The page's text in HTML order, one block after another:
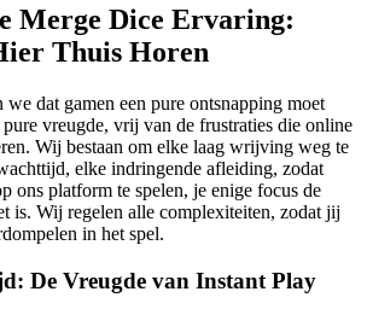
Merge Dice Ervaring:
Thuis Horen
dat gamen een pure ontsnapping moet
vreugde, vrij van de frustraties die online
Wij bestaan om elke laag wrijving weg te
elke indringende afleiding, zodat
ons platform te spelen, je enige focus de
is. Wij regelen alle complexiteiten, zodat jij
in het spel.
De Vreugde van Instant Play